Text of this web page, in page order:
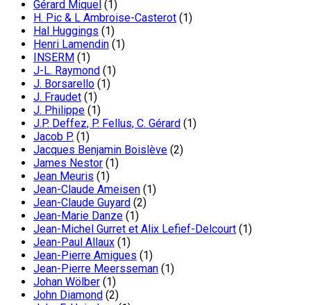
Gérard Miquel (1)
H. Pic & L Ambroise-Casterot (1)
Hal Huggings (1)
Henri Lamendin (1)
INSERM (1)
J-L. Raymond (1)
J. Borsarello (1)
J. Fraudet (1)
J. Philippe (1)
J.P. Deffez, P. Fellus, C. Gérard (1)
Jacob P. (1)
Jacques Benjamin Boislève (2)
James Nestor (1)
Jean Meuris (1)
Jean-Claude Ameisen (1)
Jean-Claude Guyard (2)
Jean-Marie Danze (1)
Jean-Michel Gurret et Alix Lefief-Delcourt (1)
Jean-Paul Allaux (1)
Jean-Pierre Amigues (1)
Jean-Pierre Meersseman (1)
Johan Wölber (1)
John Diamond (2)